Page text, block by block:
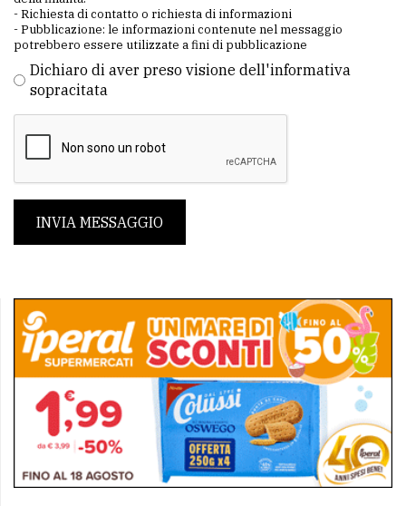
- Richiesta di contatto o richiesta di informazioni
- Pubblicazione: le informazioni contenute nel messaggio
potrebbero essere utilizzate a fini di pubblicazione
Dichiaro di aver preso visione dell'informativa
sopracitata
INVIA MESSAGGIO